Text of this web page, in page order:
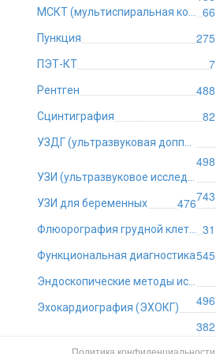
66
Пункция 275
ПЭТ-КТ 7
Рентген 488
Сцинтиграфия 82
498
743
УЗИ для беременных 476
31
Функциональная диагностика545
496
Эхокардиография (ЭХОКГ)
382
Политика конфиденциальности